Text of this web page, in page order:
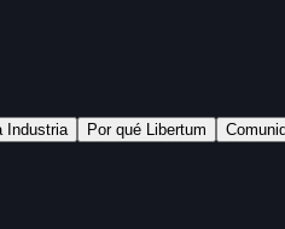
Industria Por qué Libertum